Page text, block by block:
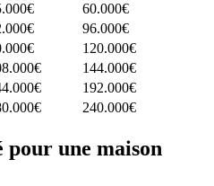
60.000€
96.000€
120.000€
144.000€
192.000€
240.000€
une maison